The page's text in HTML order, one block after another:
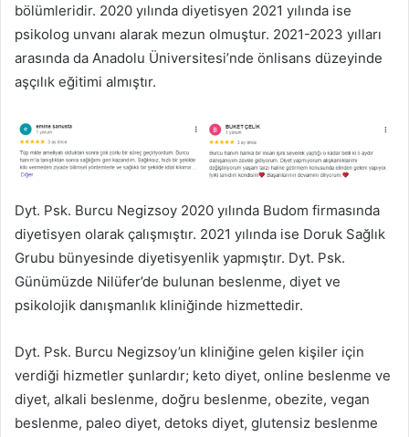
bölümleridir. 2020 yılında diyetisyen 2021 yılında ise
psikolog unvanı alarak mezun olmuştur. 2021-2023 yılları
arasında da Anadolu Üniversitesi’nde önlisans düzeyinde
aşçılık eğitimi almıştır.
Dyt. Psk. Burcu Negizsoy 2020 yılında Budom firmasında
diyetisyen olarak çalışmıştır. 2021 yılında ise Doruk Sağlık
Grubu bünyesinde diyetisyenlik yapmıştır. Dyt. Psk.
Günümüzde Nilüfer’de bulunan beslenme, diyet ve
psikolojik danışmanlık kliniğinde hizmettedir.
Dyt. Psk. Burcu Negizsoy’un kliniğine gelen kişiler için
verdiği hizmetler şunlardır; keto diyet, online beslenme ve
diyet, alkali beslenme, doğru beslenme, obezite, vegan
beslenme, paleo diyet, detoks diyet, glutensiz beslenme